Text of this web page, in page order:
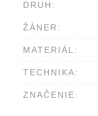
DRUH:
ŽÁNER:
MATERIÁL:
TECHNIKA:
ZNAČENIE: